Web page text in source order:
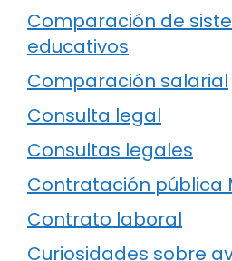
Comparación de
educativos
Comparación salarial
Consulta legal
Consultas legales
Contratación pública
Contrato laboral
Curiosidades sobre